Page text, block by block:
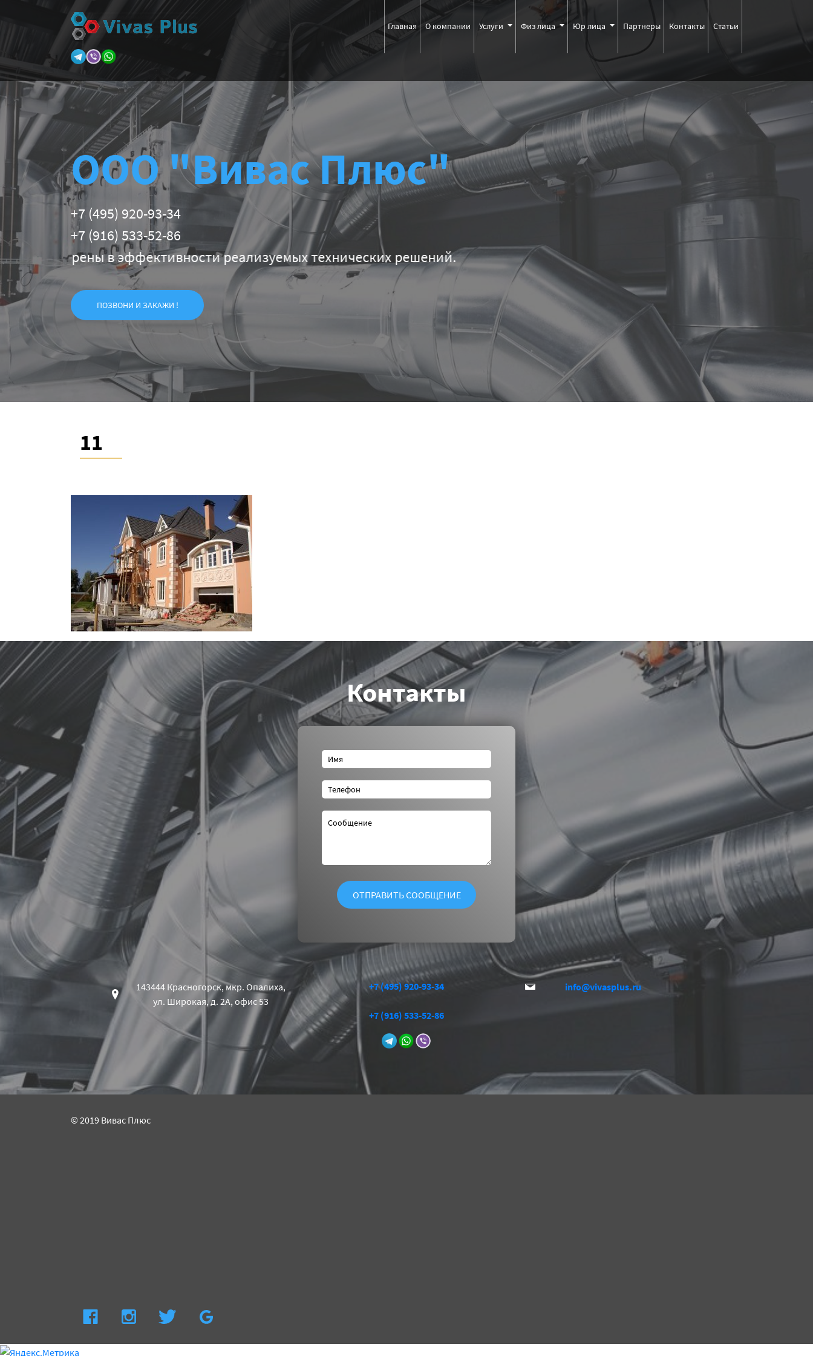
Главная О компании Услуги Физ лица Юр лица Партнеры Контакты Статьи
ООО "Вивас Плюс"
+7 (495) 920-93-34
+7 (916) 533-52-86
в эффективности реализуемых технических решений.
ПОЗВОНИ И ЗАКАЖИ !
11
Контакты
143444 Красногорск, мкр. Опалиха,
ул. Широкая, д. 2А, офис 53
+7 (495) 920-93-34
+7 (916) 533-52-86
info@vivasplus.ru
© 2019 Вивас Плюс